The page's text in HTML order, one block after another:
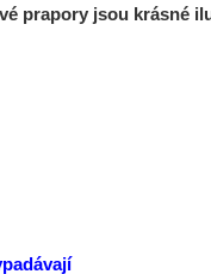
prapory jsou krásné